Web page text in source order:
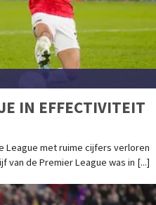
IN EFFECTIVITEIT
League met ruime cijfers verloren
van de Premier League was in [...]